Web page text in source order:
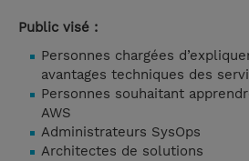
Public visé :
Personnes chargées
avantages techniques des
Personnes souhaitant
AWS
Administrateurs SysOps
Architectes de solutions